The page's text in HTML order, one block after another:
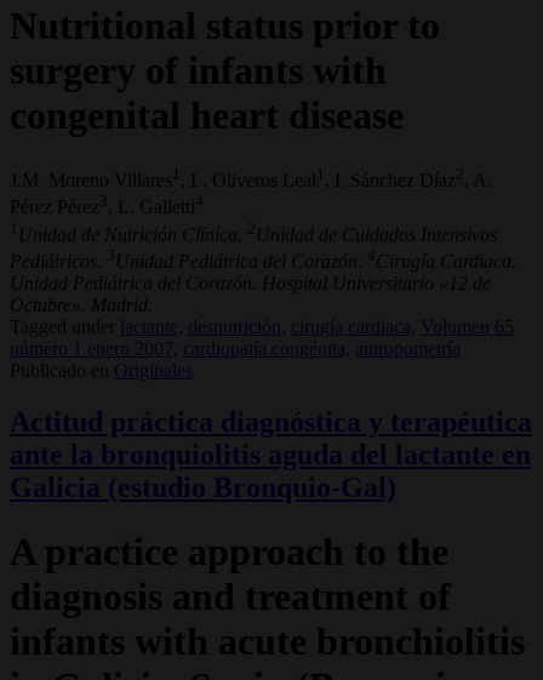
Nutritional status prior to
surgery of infants with
congenital heart disease
J.M. Moreno Villares 1 , L. Oliveros Leal 1 , I. Sánchez Díaz
, A.
Pérez Pérez 3 , L. Galletti 4
1 Unidad de Nutrición Clínica. 2 Unidad de Cuidados Intensivos
Pediátricos.
3 Unidad Pediátrica del Corazón. 4 Cirugía Cardiaca.
Unidad Pediátrica del Corazón. Hospital Universitario «12 de
Octubre». Madrid.
Tagged under
lactante, desnutrición, cirugía cardiaca,
Volumen 65
número 1 enero 2007, cardiopatía congénita, antropometría
Publicado en
Originales
Actitud práctica diagnóstica y terapéutica
ante la bronquiolitis aguda del lactante en
Galicia (estudio Bronquio-Gal)
A practice approach to the
diagnosis and treatment of
infants with acute bronchiolitis